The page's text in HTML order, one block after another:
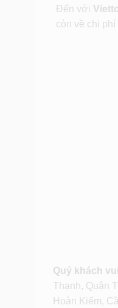
Đến với
còn về chi
Quý khách
Thạnh, Quận
Hoàn Kiếm,